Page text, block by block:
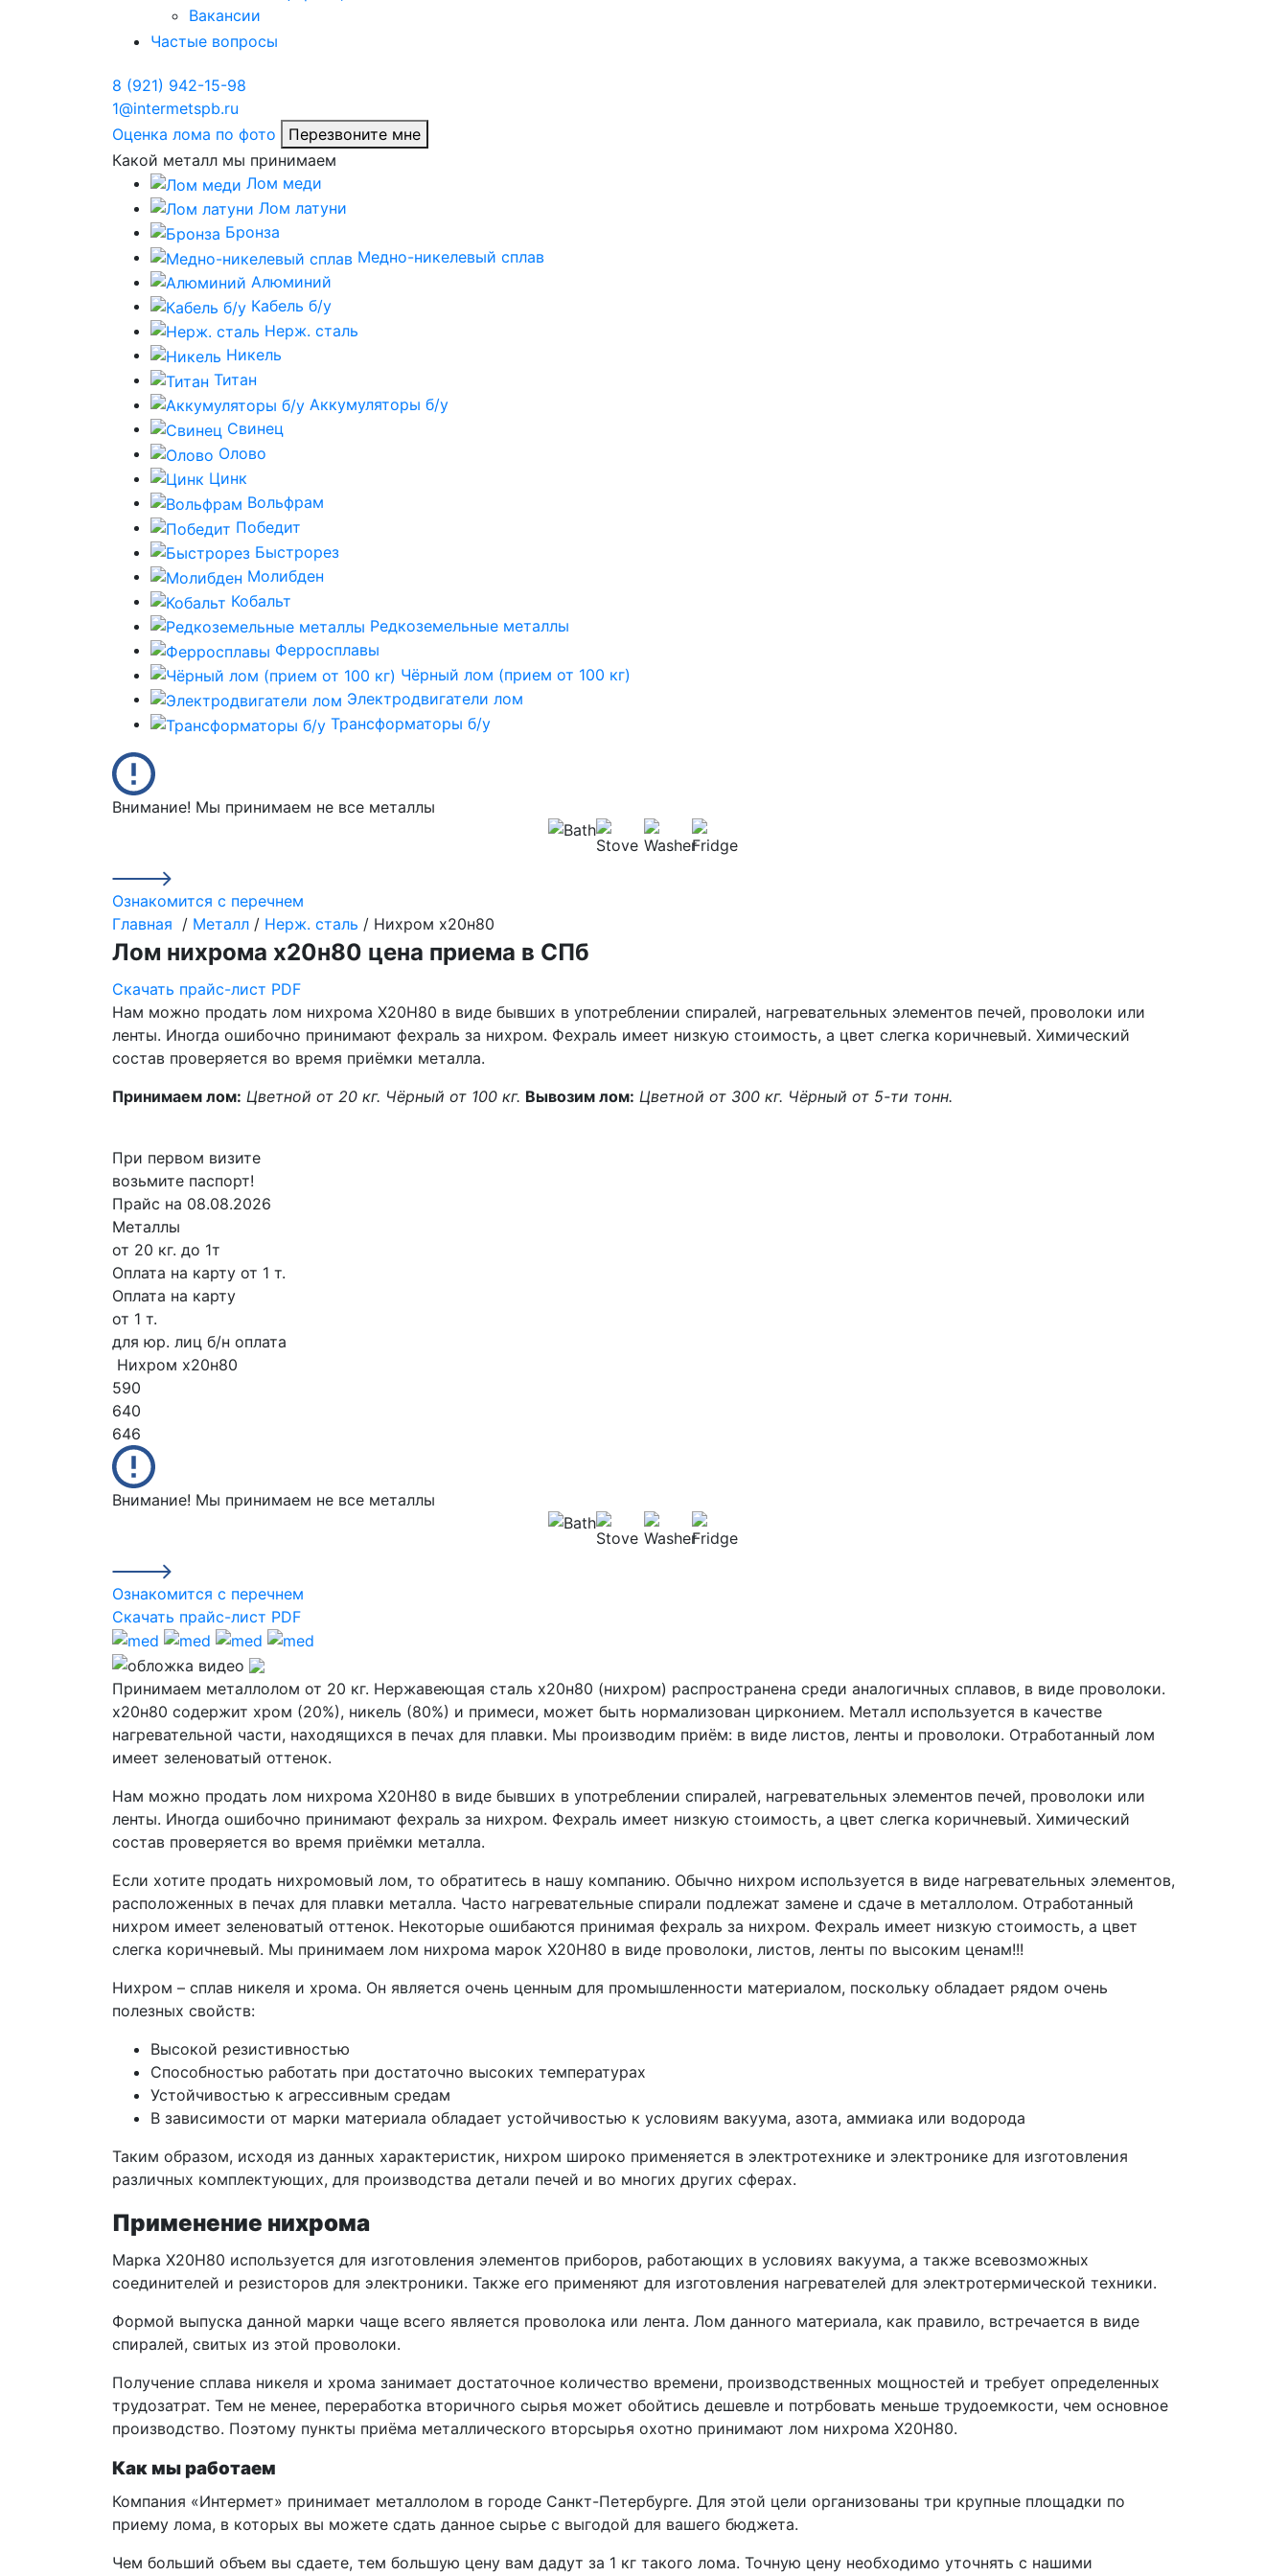
Вакансии
Частые вопросы
8 (921) 942-15-98
1@intermetspb.ru
Оценка лома по фото
Перезвоните мне
Какой металл мы принимаем
Лом меди
Лом латуни
Бронза
Медно-никелевый сплав
Алюминий
Кабель б/у
Нерж. сталь
Никель
Титан
Аккумуляторы б/у
Свинец
Олово
Цинк
Вольфрам
Победит
Быстрорез
Молибден
Кобальт
Редкоземельные металлы
Ферросплавы
Чёрный лом (прием от 100 кг)
Электродвигатели лом
Трансформаторы б/у
Внимание! Мы принимаем не все металлы
Ознакомится с перечнем
Главная / Металл / Нерж. сталь / Нихром х20н80
Лом нихрома х20н80 цена приема в СПб
Скачать прайс-лист PDF
Нам можно продать лом нихрома Х20Н80 в виде бывших в употреблении спиралей, нагревательных элементов печей, проволоки или
ленты. Иногда ошибочно принимают фехраль за нихром. Фехраль имеет низкую стоимость, а цвет слегка коричневый. Химический
состав проверяется во время приёмки металла.
Принимаем лом: Цветной от 20 кг. Чёрный от 100 кг. Вывозим лом: Цветной от 300 кг. Чёрный от 5-ти тонн.
При первом визите
возьмите паспорт!
Прайс на 08.08.2026
Металлы
от 20 кг. до 1т
Оплата на карту от 1 т.
Оплата на карту
от 1 т.
для юр. лиц б/н оплата
Нихром х20н80
590
640
646
Внимание! Мы принимаем не все металлы
Ознакомится с перечнем
Скачать прайс-лист PDF
Принимаем металлолом от 20 кг. Нержавеющая сталь x20н80 (нихром) распространена среди аналогичных сплавов, в виде проволоки.
x20н80 содержит хром (20%), никель (80%) и примеси, может быть нормализован цирконием. Металл используется в качестве
нагревательной части, находящихся в печах для плавки. Мы производим приём: в виде листов, ленты и проволоки. Отработанный лом
имеет зеленоватый оттенок.
Нам можно продать лом нихрома Х20Н80 в виде бывших в употреблении спиралей, нагревательных элементов печей, проволоки или
ленты. Иногда ошибочно принимают фехраль за нихром. Фехраль имеет низкую стоимость, а цвет слегка коричневый. Химический
состав проверяется во время приёмки металла.
Если хотите продать нихромовый лом, то обратитесь в нашу компанию. Обычно нихром используется в виде нагревательных элементов,
расположенных в печах для плавки металла. Часто нагревательные спирали подлежат замене и сдаче в металлолом. Отработанный
нихром имеет зеленоватый оттенок. Некоторые ошибаются принимая фехраль за нихром. Фехраль имеет низкую стоимость, а цвет
слегка коричневый. Мы принимаем лом нихрома марок Х20Н80 в виде проволоки, листов, ленты по высоким ценам!!!
Нихром – сплав никеля и хрома. Он является очень ценным для промышленности материалом, поскольку обладает рядом очень
полезных свойств:
Высокой резистивностью
Способностью работать при достаточно высоких температурах
Устойчивостью к агрессивным средам
В зависимости от марки материала обладает устойчивостью к условиям вакуума, азота, аммиака или водорода
Таким образом, исходя из данных характеристик, нихром широко применяется в электротехнике и электронике для изготовления
различных комплектующих, для производства детали печей и во многих других сферах.
Применение нихрома
Марка Х20Н80 используется для изготовления элементов приборов, работающих в условиях вакуума, а также всевозможных
соединителей и резисторов для электроники. Также его применяют для изготовления нагревателей для электротермической техники.
Формой выпуска данной марки чаще всего является проволока или лента. Лом данного материала, как правило, встречается в виде
спиралей, свитых из этой проволоки.
Получение сплава никеля и хрома занимает достаточное количество времени, производственных мощностей и требует определенных
трудозатрат. Тем не менее, переработка вторичного сырья может обойтись дешевле и потрбовать меньше трудоемкости, чем основное
производство. Поэтому пункты приёма металлического вторсырья охотно принимают лом нихрома Х20Н80.
Как мы работаем
Компания «Интермет» принимает металлолом в городе Санкт-Петербурге. Для этой цели организованы три крупные площадки по
приему лома, в которых вы можете сдать данное сырье с выгодой для вашего бюджета.
Чем больший объем вы сдаете, тем большую цену вам дадут за 1 кг такого лома. Точную цену необходимо уточнять с нашими